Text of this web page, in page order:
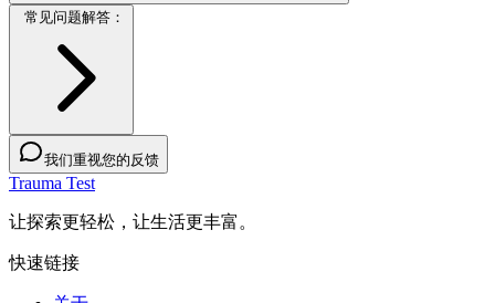
常见问题解答：
我们重视您的反馈
Trauma Test
让探索更轻松，让生活更丰富。
快速链接